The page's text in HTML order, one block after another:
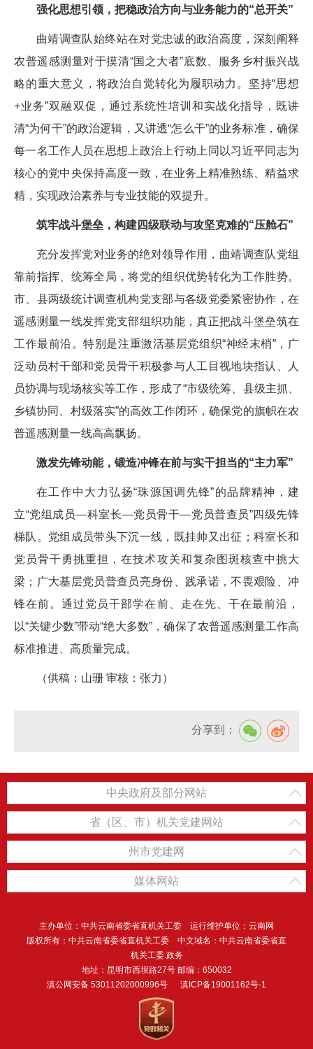
强化思想引领，把稳政治方向与业务能力的“总开关”
曲靖调查队始终站在对党忠诚的政治高度，深刻阐释
农普遥感测量对于摸清“国之大者”底数、服务乡村振兴战
略的重大意义，将政治自觉转化为履职动力。坚持“思想
+业务”双融双促，通过系统性培训和实战化指导，既讲
清“为何干”的政治逻辑，又讲透“怎么干”的业务标准，确保
每一名工作人员在思想上政治上行动上同以习近平同志为
核心的党中央保持高度一致，在业务上精准熟练、精益求
精，实现政治素养与专业技能的双提升。
筑牢战斗堡垒，构建四级联动与攻坚克难的“压舱石”
充分发挥党对业务的绝对领导作用，曲靖调查队党组
靠前指挥、统筹全局，将党的组织优势转化为工作胜势。
市、县两级统计调查机构党支部与各级党委紧密协作，在
遥感测量一线发挥党支部组织功能，真正把战斗堡垒筑在
工作最前沿。特别是注重激活基层党组织“神经末梢”，广
泛动员村干部和党员骨干积极参与人工目视地块指认、人
员协调与现场核实等工作，形成了“市级统筹、县级主抓、
乡镇协同、村级落实”的高效工作闭环，确保党的旗帜在农
普遥感测量一线高高飘扬。
激发先锋动能，锻造冲锋在前与实干担当的“主力军”
在工作中大力弘扬“珠源国调先锋”的品牌精神，建
立“党组成员—科室长—党员骨干—党员普查员”四级先锋
梯队。党组成员带头下沉一线，既挂帅又出征；科室长和
党员骨干勇挑重担，在技术攻关和复杂图斑核查中挑大
梁；广大基层党员普查员亮身份、践承诺，不畏艰险、冲
锋在前。通过党员干部学在前、走在先、干在最前沿，
以“关键少数”带动“绝大多数”，确保了农普遥感测量工作高
标准推进、高质量完成。
（供稿：山珊 审核：张力）
分享到：
中央政府及部分网站
省（区、市）机关党建网站
州市党建网
媒体网站
主办单位：中共云南省委省直机关工委 运行维护单位：云南网
版权所有：中共云南省委省直机关工委 中文域名：中共云南省委省直
机关工委.政务
地址：昆明市西坝路27号 邮编：650032
滇公网安备 53011202000996号
滇ICP备19001162号-1